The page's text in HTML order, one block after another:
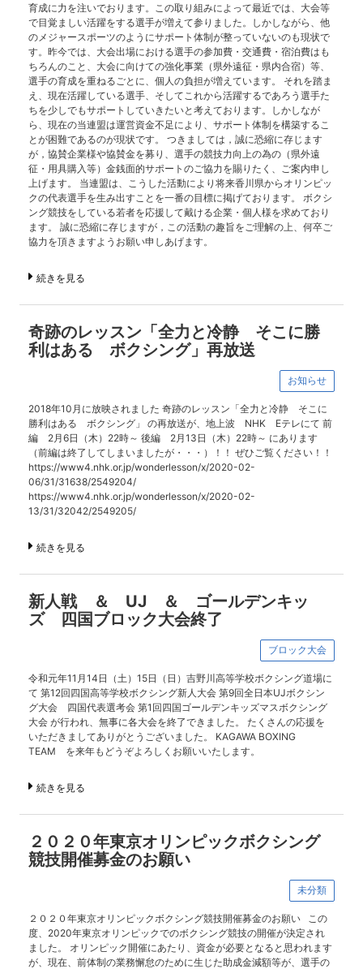
育成に力を注いでおります。この取り組みによって最近では、大会等
で目覚ましい活躍をする選手が増えて参りました。しかしながら、他
のメジャースポーツのようにサポート体制が整っていないのも現状で
す。昨今では、大会出場における選手の参加費・交通費・宿泊費はも
ちろんのこと、大会に向けての強化事業（県外遠征・県内合宿）等、
選手の育成を重ねるごとに、個人の負担が増えています。 それを踏ま
え、現在活躍している選手、そしてこれから活躍するであろう選手た
ちを少しでもサポートしていきたいと考えております。しかしなが
ら、現在の当連盟は運営資金不足により、サポート体制を構築するこ
とが困難であるのが現状です。 つきましては，誠に恐縮に存じます
が，協賛企業様や協賛金を募り、選手の競技力向上の為の（県外遠
征・用具購入等）金銭面的サポートのご協力を賜りたく、ご案内申し
上げます。 当連盟は、こうした活動により将来香川県からオリンピッ
クの代表選手を生み出すことを一番の目標に掲げております。 ボクシ
ング競技をしている若者を応援して戴ける企業・個人様を求めており
ます。 誠に恐縮に存じますが，この活動の趣旨をご理解の上、何卒ご
協力を頂きますようお願い申しあげます。
続きを見る
奇跡のレッスン「全力と冷静 そこに勝
利はある ボクシング」再放送
お知らせ
2018年10月に放映されました 奇跡のレッスン「全力と冷静 そこに
勝利はある ボクシング」 の再放送が、地上波 NHK Eテレにて 前
編 2月6日（木）22時～ 後編 2月13日（木）22時～ にあります
（前編は終了してしまいましたが・・・）！！ ぜひご覧ください！！
https://www4.nhk.or.jp/wonderlesson/x/2020-02-
06/31/31638/2549204/
https://www4.nhk.or.jp/wonderlesson/x/2020-02-
13/31/32042/2549205/
続きを見る
新人戦 ＆ UJ ＆ ゴールデンキッ
ズ 四国ブロック大会終了
ブロック大会
令和元年11月14日（土）15日（日）吉野川高等学校ボクシング道場に
て 第12回四国高等学校ボクシング新人大会 第9回全日本UJボクシン
グ大会 四国代表選考会 第1回四国ゴールデンキッズマスボクシング
大会 が行われ、無事に各大会を終了できました。 たくさんの応援を
いただきましてありがとうございました。 KAGAWA BOXING
TEAM を来年もどうぞよろしくお願いいたします。
続きを見る
２０２０年東京オリンピックボクシング
競技開催募金のお願い
未分類
２０２０年東京オリンピックボクシング競技開催募金のお願い この
度、2020年東京オリンピックでのボクシング競技の開催が決定され
ました。 オリンピック開催にあたり、資金が必要となると思われます
が、現在、前体制の業務懈怠のために生じた助成金減額等が、選手の